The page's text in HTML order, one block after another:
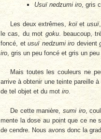
Usuï nedzumi iro, gris
Les deux extrêmes,koïet usuï
le cas, du mot goku. beaucoup,
foncé, et usuï nedzumi iro devient
iro, gris un peu foncé et gris un peu
Mais toutes les couleurs ne
arrive à obtenir une teinte pareille
de tel objet et du mot iro.
De cette manière, sumi iro,
mente la dose au point que ce ne
de cendre. Nous avons donc la